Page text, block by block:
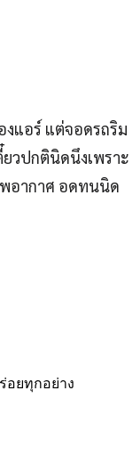
งแอร์ แต่จอดรถริม
วปกตินิดนึงเพราะ
พอากาศ อดทนนิด
อยทุกอย่าง